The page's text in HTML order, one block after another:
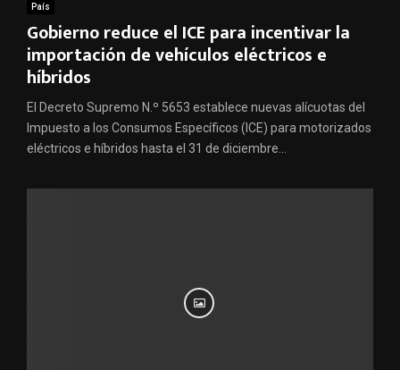
País
Gobierno reduce el ICE para incentivar la
importación de vehículos eléctricos e
híbridos
El Decreto Supremo N.º 5653 establece nuevas alícuotas del
Impuesto a los Consumos Específicos (ICE) para motorizados
eléctricos e híbridos hasta el 31 de diciembre...